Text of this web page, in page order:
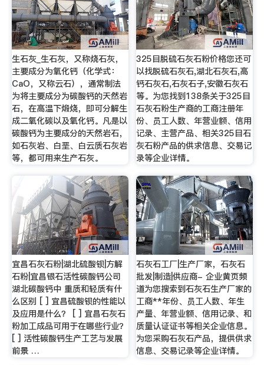
生石灰_生石灰，又称烧石灰，
主要成分为氧化钙（化学式：
CaO，又称云石），通常制法
为将主要成分为碳酸钙的天然岩
石，在高温下煅烧，即可分解生
成二氧化碳以及氧化钙。凡是以
碳酸钙为主要成分的天然岩石，
如石灰岩、白垩、白云质石灰岩
等，都可用来生产石灰。
325目脱硫石灰石粉价格您还可
以找脱硫石灰石,湖北石灰石,高
钙石灰石,石灰石子,安徽石灰石
等。为您找到138条关于325目
石灰石粉生产商的工商注册年
份、员工人数、年营业额、信用
记录、主营产品、相关325目石
灰石粉产品的供求信息、交易记
录等企业详情。
宜昌石灰石粉|湖北硫酸钡|方解
石粉|宜昌银石活性碳酸钙公司
湖北碳酸钙中 重质和轻质有什
么区别 [ ] 宜昌硫酸钡的性能以
及应用是什么？ [ ] 宜昌石灰石
粉加工成品可用于在哪些行业？
[ ] 活性碳酸钙生产工艺与发展
前景 …
石灰石工厂|生产厂家，石灰石
批发|制造|供应商- 企业黄页频
道为您搜索到石灰石生产厂家的
工商**年份、员工人数、年生
产量、年营业额、信用记录、和
质量认证证书等相关企业信息。
为您采购石灰石产品，提供供求
信息、交易记录等企业详情。